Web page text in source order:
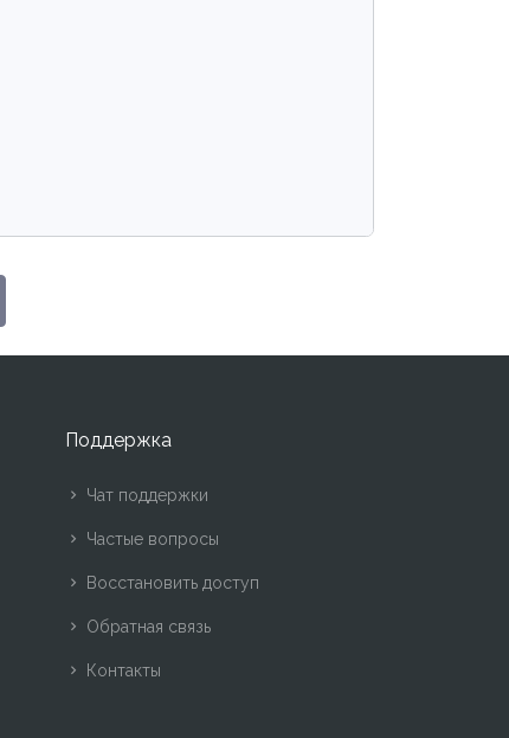
Поддержка
Чат поддержки
Частые вопросы
Восстановить доступ
Обратная связь
Контакты